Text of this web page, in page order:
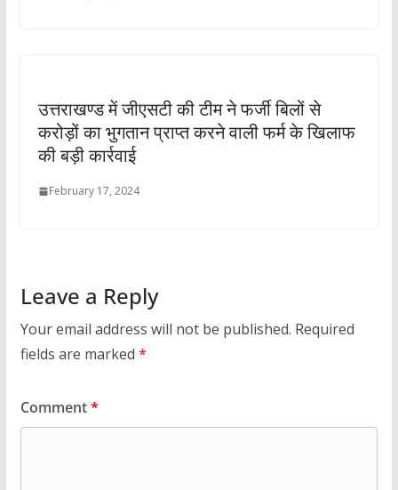
उत्तराखण्ड में जीएसटी की टीम ने फर्जी बिलों से
करोड़ों का भुगतान प्राप्त करने वाली फर्म के खिलाफ
की बड़ी कार्रवाई
February 17, 2024
Leave a Reply
Your email address will not be published. Required
fields are marked *
Comment*